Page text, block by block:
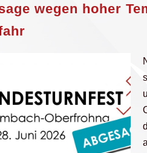
wegen hoher